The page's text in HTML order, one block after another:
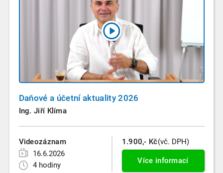
Daňové a účetní aktuality 2026
Ing. Jiří Klíma
Videozáznam
16.6.2026
4 hodiny
1.900,- Kč(vč. DPH)
Více informací